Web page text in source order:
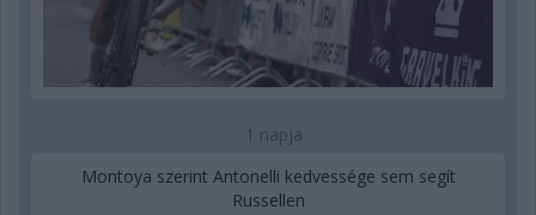
1 napja
Montoya szerint Antonelli kedvessége sem segít
Russellen